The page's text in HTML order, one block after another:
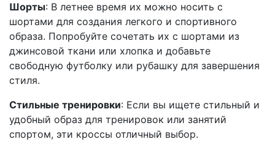
Шорты: В летнее время их можно носить с
шортами для создания легкого и спортивного
образа. Попробуйте сочетать их с шортами из
джинсовой ткани или хлопка и добавьте
свободную футболку или рубашку для завершения
стиля.
Стильные тренировки: Если вы ищете стильный и
удобный образ для тренировок или занятий
спортом, эти кроссы отличный выбор.